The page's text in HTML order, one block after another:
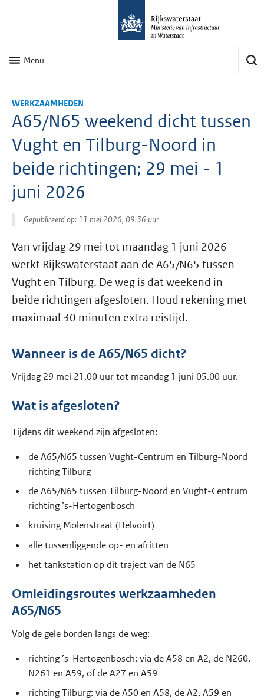
Menu
WERKZAAMHEDEN
A65/N65 weekend dicht tussen
Vught en Tilburg-Noord in
beide richtingen; 29 mei - 1
juni 2026
Gepubliceerd op: 11 mei 2026, 09.36 uur
Van vrijdag 29 mei tot maandag 1 juni 2026
werkt Rijkswaterstaat aan de A65/N65 tussen
Vught en Tilburg. De weg is dat weekend in
beide richtingen afgesloten. Houd rekening met
maximaal 30 minuten extra reistijd.
Wanneer is de A65/N65 dicht?
Vrijdag 29 mei 21.00 uur tot maandag 1 juni 05.00 uur.
Wat is afgesloten?
Tijdens dit weekend zijn afgesloten:
de A65/N65 tussen Vught-Centrum en Tilburg-Noord
richting Tilburg
de A65/N65 tussen Tilburg-Noord en Vught-Centrum
richting ’s-Hertogenbosch
kruising Molenstraat (Helvoirt)
alle tussenliggende op- en afritten
het tankstation op dit traject van de N65
Omleidingsroutes werkzaamheden
A65/N65
Volg de gele borden langs de weg:
richting ’s-Hertogenbosch: via de A58 en A2, de N260,
N261 en A59, of de A27 en A59
richting Tilburg: via de A50 en A58, de A2, A59 en